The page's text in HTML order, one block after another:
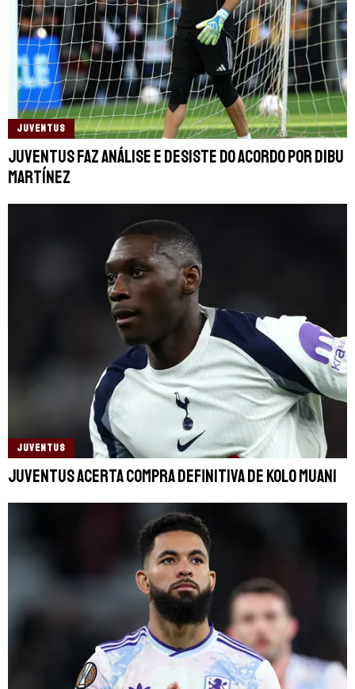
JUVENTUS
Juventus faz análise e desiste do acordo por Dibu
Martínez
JUVENTUS
Juventus acerta compra definitiva de Kolo Muani